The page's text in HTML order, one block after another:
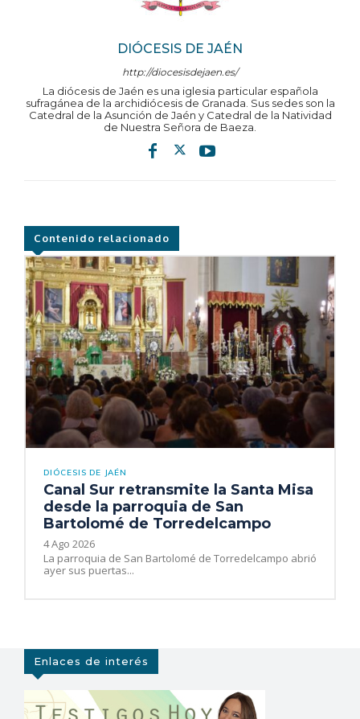
DIÓCESIS DE JAÉN
http://diocesisdejaen.es/
La diócesis de Jaén es una iglesia particular española
sufragánea de la archidiócesis de Granada. Sus sedes son la
Catedral de la Asunción de Jaén y Catedral de la Natividad
de Nuestra Señora de Baeza.
Contenido relacionado
DIÓCESIS DE JAÉN
Canal Sur retransmite la Santa Misa
desde la parroquia de San
Bartolomé de Torredelcampo
4 Ago 2026
La parroquia de San Bartolomé de Torredelcampo abrió
ayer sus puertas...
Enlaces de interés